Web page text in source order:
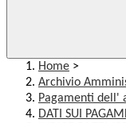
Home >
Archivio
Pagamenti dell'
DATI SUI